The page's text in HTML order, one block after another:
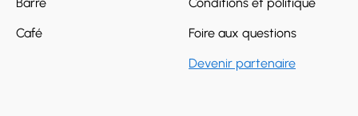
Café
Foire aux questions
Devenir partenaire